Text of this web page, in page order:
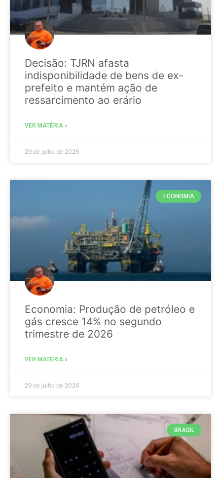
Decisão: TJRN afasta
indisponibilidade de bens de ex-
prefeito e mantém ação de
ressarcimento ao erário
VER MATÉRIA »
29 de julho de 2026
ECONOMIA
Economia: Produção de petróleo e
gás cresce 14% no segundo
trimestre de 2026
VER MATÉRIA »
29 de julho de 2026
BRASIL